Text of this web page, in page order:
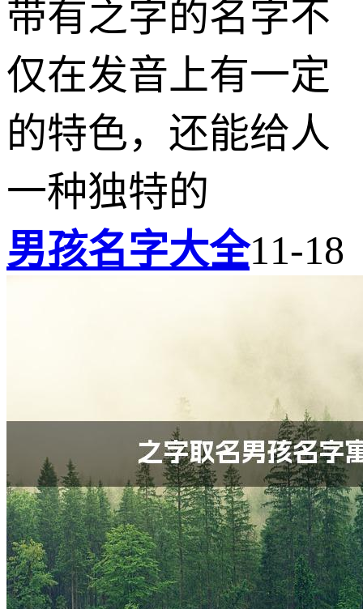
带有之字的名字不
仅在发音上有一定
的特色，还能给人
一种独特的
男孩名字大全11-18